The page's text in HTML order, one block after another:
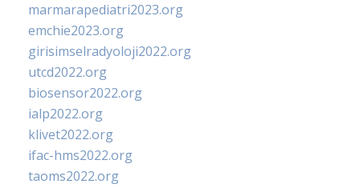
marmarapediatri2023.org
emchie2023.org
girisimselradyoloji2022.org
utcd2022.org
biosensor2022.org
ialp2022.org
klivet2022.org
ifac-hms2022.org
taoms2022.org